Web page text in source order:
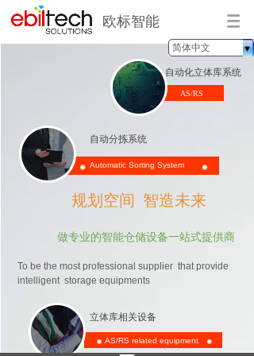
欧标智能
简体中文
自动化立体库系统
AS/RS
自动分拣系统
Automatic Sorting System
规划空间 智造未来
做专业的智能仓储设备一站式提供商
To be the most professional supplier that provide
intelligent storage equipments
立体库相关设备
AS/RS related equipment